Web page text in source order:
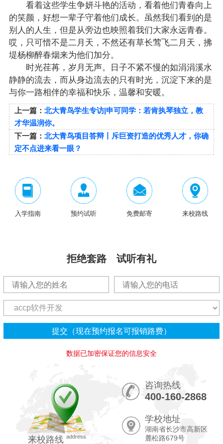
看着这些学生争妍斗艳的活动，看着他们青春向上
的笑颜，好想一辈子守着他们成长。虽然我们看到的是
别人的人生，但是从旁边也映照着我们大家永远青春。
哎，只可惜不是二月天，不然还有草长莺飞二月天，拂
堤杨柳醉春烟来为他们加分。
时光荏苒，岁月无声。日子不紧不慢的如涓涓溪水
静静的流去，而从身边流去的只有时光，沉淀下来的是
与你一路相伴的幸福和快乐，温馨和安暖。
上一篇： 北大青鸟学生专访|申可同学：若肯执琴独立，教
才华温润你。
下一篇： 北大青鸟项目答辩丨斥巨资打造的优秀人才，你确
定不点进来看一眼？
入学指南 预约试听 免费邮寄 来校路线
拒绝套路 试听有礼
数据已加密保证您的信息安全
来校路线 address
咨询热线
400-160-2868
学校地址
湖南省长沙市高新区
麓松路679号